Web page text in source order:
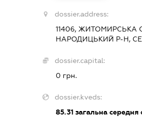
dossier.address:
11406, ЖИТОМИРСЬКА
НАРОДИЦЬКИЙ Р-Н,
dossier.capital:
0 грн.
dossier.kveds:
85.31 загальна середня